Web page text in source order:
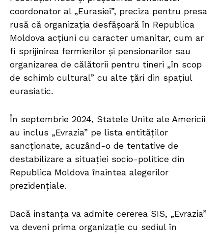
coordonator al „Eurasiei”, preciza pentru presa
rusă că organizația desfășoară în Republica
Moldova acțiuni cu caracter umanitar, cum ar
fi sprijinirea fermierilor și pensionarilor sau
organizarea de călătorii pentru tineri „în scop
de schimb cultural” cu alte țări din spațiul
eurasiatic.
În septembrie 2024, Statele Unite ale Americii
au inclus „Evrazia” pe lista entităților
sancționate, acuzând-o de tentative de
destabilizare a situației socio-politice din
Republica Moldova înaintea alegerilor
prezidențiale.
Dacă instanța va admite cererea SIS, „Evrazia”
va deveni prima organizație cu sediul în